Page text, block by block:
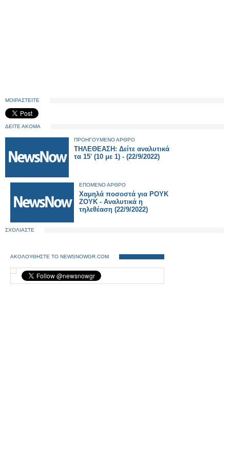
ΜΟΙΡΑΣΤΕΙΤΕ
ΔΕΙΤΕ ΑΚΟΜΑ
ΠΡΟΗΓΟΥΜΕΝΟ ΑΡΘΡΟ
ΤΗΛΕΘΕΑΣΗ: Δείτε αναλυτικά
τα 15' (10 με 1) - (22/9/2022)
ΕΠΟΜΕΝΟ ΑΡΘΡΟ
Χαμηλά ποσοστά για ΡΟΥΚ
ΖΟΥΚ - Αναλυτικά η
τηλεθέαση (22/9/2022)
ΣΧΟΛΙΑΣΤΕ
ΑΚΟΛΟΥΘΗΣΤΕ ΤΟ NEWSNOWGR.COM